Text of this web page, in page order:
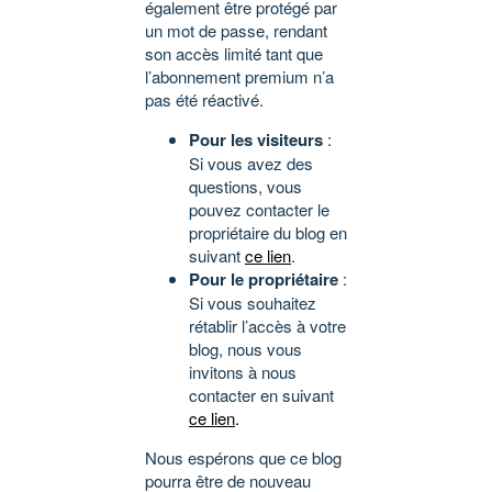
également être protégé par
un mot de passe, rendant
son accès limité tant que
l’abonnement premium n’a
pas été réactivé.
Pour les visiteurs :
Si vous avez des
questions, vous
pouvez contacter le
propriétaire du blog en
suivantce lien.
Pour le propriétaire :
Si vous souhaitez
rétablir l’accès à votre
blog, nous vous
invitons à nous
contacter en suivant
ce lien.
Nous espérons que ce blog
pourra être de nouveau